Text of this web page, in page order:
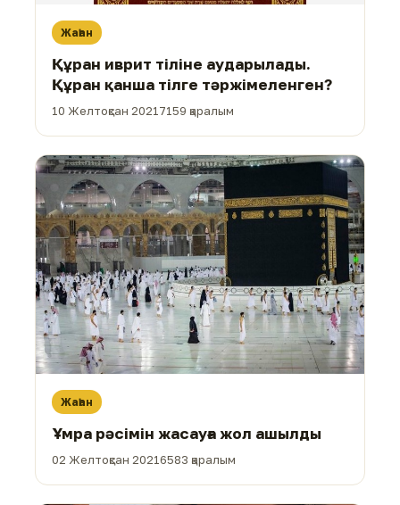
Жаһан
Құран иврит тіліне аударылады.
Құран қанша тілге тәржімеленген?
10 Желтоқсан 2021 7159 қаралым
Жаһан
Ұмра рәсімін жасауға жол ашылды
02 Желтоқсан 20216583 қаралым